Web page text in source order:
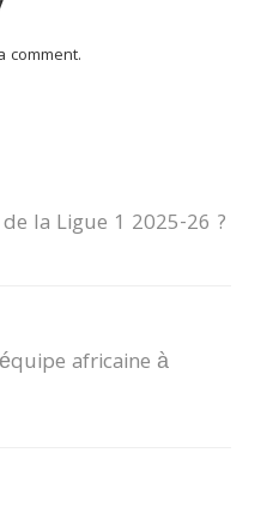
comment.
la Ligue 1 2025-26 ?
africaine à